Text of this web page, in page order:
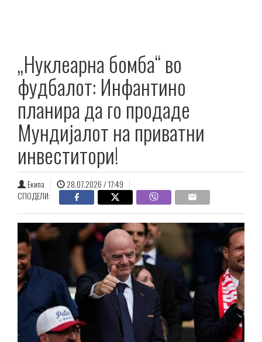
„Нуклеарна бомба“ во
фудбалот: Инфантино
планира да го продаде
Мундијалот на приватни
инвеститори!
Екипа
28.07.2026 / 17:49
СПОДЕЛИ: